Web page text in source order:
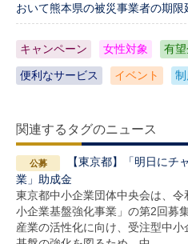
おいて熊本県の被災事業者の期限
キャンペーン 女性対象 有
便利なサービス イベント
関連するタグのニュース
【東京都】「明日にチ
業」助成金
東京都中小企業団体中央会は、
小企業基盤強化事業」の第2回募
産業の活性化に向け、受注型中